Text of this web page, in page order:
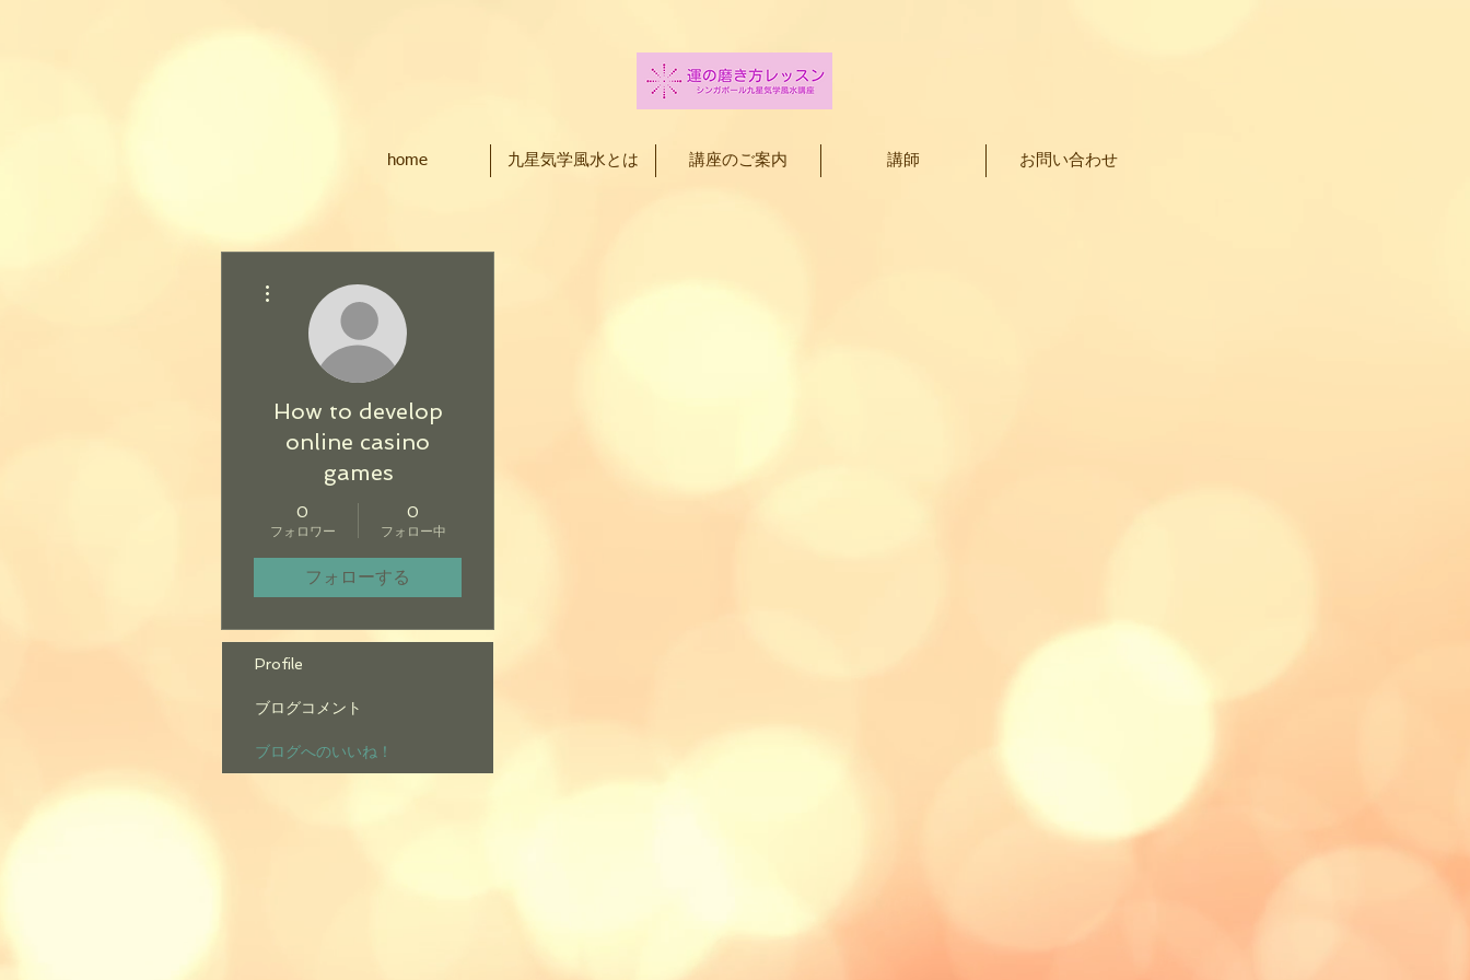
home 九星気学風水とは 講座のご案内 講師 お問い合わせ
How to develop
online casino
games
0
フォロワー
0
フォロー中
フォローする
Profile
ブログコメント
ブログへのいいね！